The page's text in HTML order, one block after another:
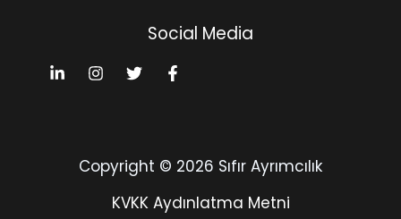
Social Media
Copyright © 2026 Sıfır Ayrımcılık
KVKK Aydınlatma Metni